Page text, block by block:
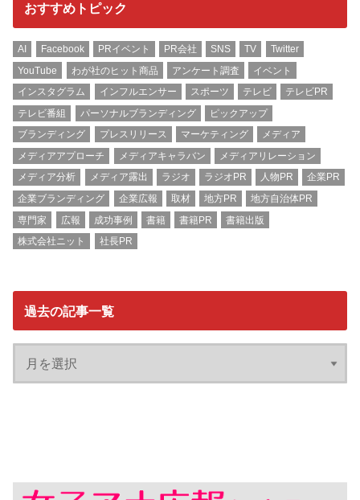
おすすめトピック
AI Facebook PRイベント PR会社 SNS TV
Twitter
YouTube
わが社のヒット商品 アンケート調査
イベント
インスタグラム
インフルエンサー スポーツ テレビ
テレビPR
テレビ番組
パーソナルブランディング
ピックアップ
ブランディング
プレスリリース マーケティング
メディア
メディアアプローチ
メディアキャラバン
メディアリレーション
メディア分析
メディア露出 ラジオ ラジオPR 人物PR
企業PR
企業ブランディング
企業広報 取材 地方PR
地方自治体PR
専門家
広報 成功事例 書籍 書籍PR
書籍出版
株式会社ニット
社長PR
過去の記事一覧